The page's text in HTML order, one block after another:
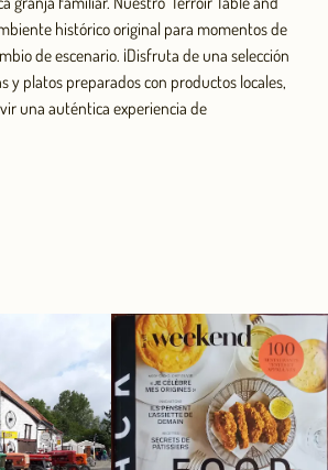
histórico original para momentos de
de escenario. ¡Disfruta de una selección
y platos preparados con productos locales,
una auténtica experiencia de